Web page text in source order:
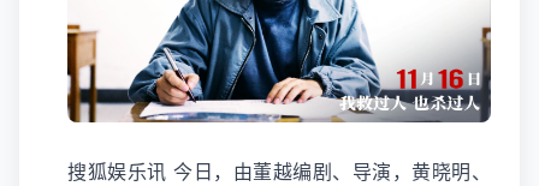
搜狐娱乐讯 今日，由董越编剧、导演，黄晓明、